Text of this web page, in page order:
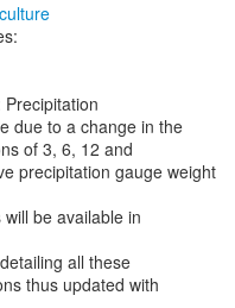
due to a change in the
of 3, 6, 12 and
precipitation gauge weight
be available in
all these
thus updated with